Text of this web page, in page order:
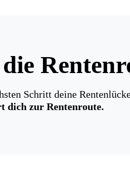
Schritt deine
dich zur Rentenroute.